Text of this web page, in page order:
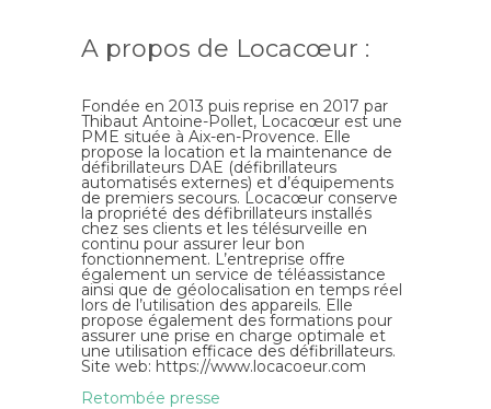
A propos de Locacœur :
Fondée en 2013 puis reprise en 2017 par
Thibaut Antoine-Pollet, Locacœur est une
PME située à Aix-en-Provence. Elle
propose la location et la maintenance de
défibrillateurs DAE (défibrillateurs
automatisés externes) et d’équipements
de premiers secours. Locacœur conserve
la propriété des défibrillateurs installés
chez ses clients et les télésurveille en
continu pour assurer leur bon
fonctionnement. L’entreprise offre
également un service de téléassistance
ainsi que de géolocalisation en temps réel
lors de l’utilisation des appareils. Elle
propose également des formations pour
assurer une prise en charge optimale et
une utilisation efficace des défibrillateurs.
Site web: https://www.locacoeur.com
Retombée presse